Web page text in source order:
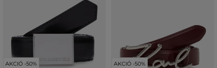
AKCIÓ -50% AKCIÓ -50%